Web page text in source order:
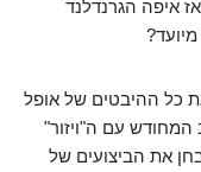
איפה הגרנדלנד
כל ההיבטים של אופל
על העיצוב המחודש עם ה"ויזור"
את הביצועים של